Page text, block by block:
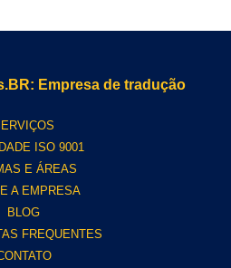
Empresa de tradução
ISO 9001
E ÁREAS
A EMPRESA
BLOG
FREQUENTES